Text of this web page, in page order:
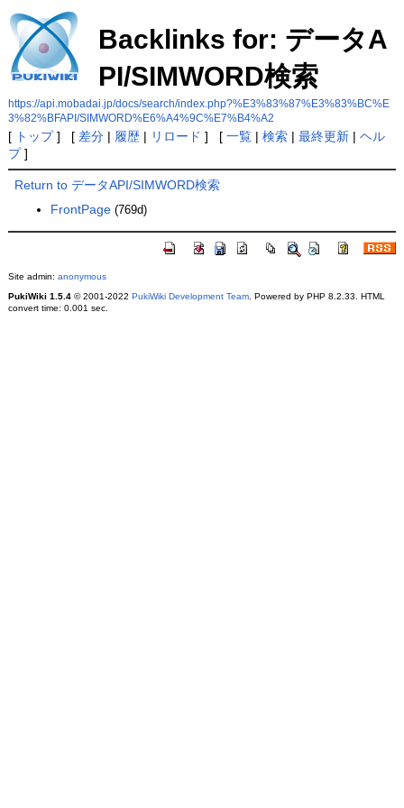
Backlinks for: データA
PI/SIMWORD検索
https://api.mobadai.jp/docs/search/index.php?%E3%83%87%E3%83%BC%E
3%82%BFAPI/SIMWORD%E6%A4%9C%E7%B4%A2
[ トップ] [ 差分| 履歴| リロード ] [ 一覧| 検索| 最終更新| ヘル
プ]
Return to データAPI/SIMWORD検索
FrontPage (769d)
Site admin: anonymous
PukiWiki 1.5.4© 2001-2022 PukiWiki Development Team. Powered by PHP 8.2.33. HTML
convert time: 0.001 sec.